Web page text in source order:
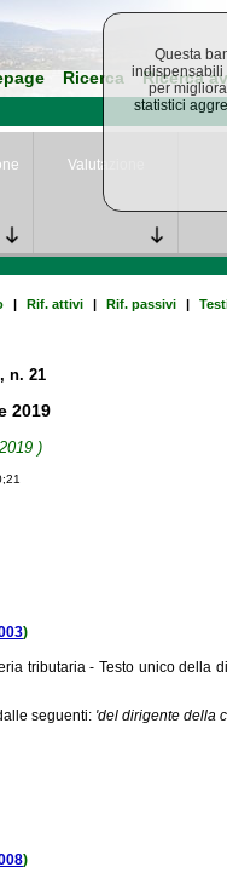
Ricerca Ricerca
Valutazione
| Rif. attivi | Rif. passivi |
, n. 21
2019
)
)
tributaria - Testo unico della
seguenti: 'del dirigente della
)
Questa
indispensabili
per
statistici